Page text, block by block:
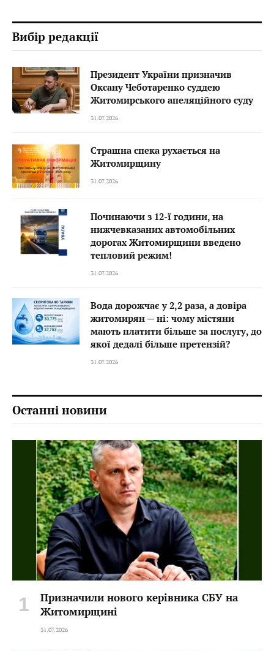
Вибір редакції
Президент України призначив
Оксану Чеботаренко суддею
Житомирського апеляційного суду
31.07.2026
Страшна спека рухається на
Житомирщину
31.07.2026
Починаючи з 12-ї години, на
нижчевказаних автомобільних
дорогах Житомирщини введено
тепловий режим!
31.07.2026
Вода дорожчає у 2,2 раза, а довіра
житомирян — ні: чому містяни
мають платити більше за послугу, до
якої дедалі більше претензій?
31.07.2026
Останні новини
Призначили нового керівника СБУ на
Житомирщині
31.07.2026